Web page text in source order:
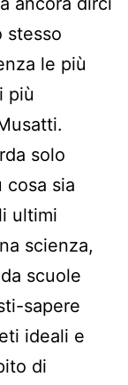
stesso
le più
più
solo
sia
ultimi
scienza,
scuole
sapere
ideali e
di